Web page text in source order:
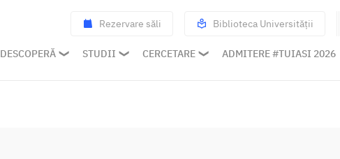
Rezervare săli Biblioteca Universității
DESCOPERĂ STUDII CERCETARE ADMITERE #TUIASI 2026